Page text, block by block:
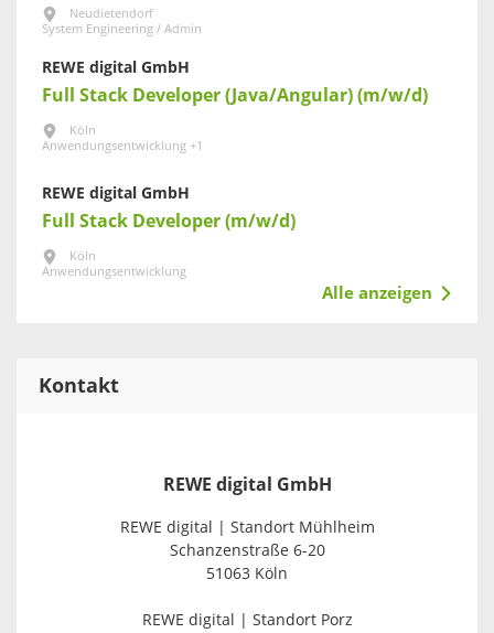
Neudietendorf
System Engineering / Admin
REWE digital GmbH
Full Stack Developer (Java/Angular) (m/w/d)
Köln
Anwendungsentwicklung +1
REWE digital GmbH
Full Stack Developer (m/w/d)
Köln
Anwendungsentwicklung
Alle anzeigen
Kontakt
REWE digital GmbH
REWE digital | Standort Mühlheim
Schanzenstraße 6-20
51063 Köln
REWE digital | Standort Porz